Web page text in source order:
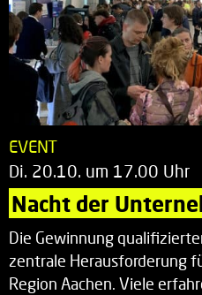
EVENT
Di. 20.10. um 17.00 Uhr
Nacht der
Die Gewinnung
zentrale Herausforderung
Region Aachen. Viele